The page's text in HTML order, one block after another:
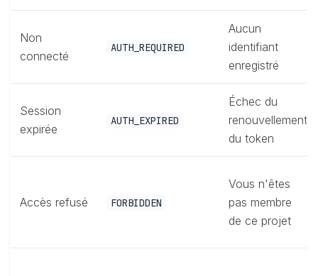
Non
connecté
AUTH_REQUIRED
Aucun
identifiant
enregistré
Session
expirée
AUTH_EXPIRED
Échec du
renouvellement
du token
Accès refusé FORBIDDEN
Vous n'êtes
pas membre
de ce projet